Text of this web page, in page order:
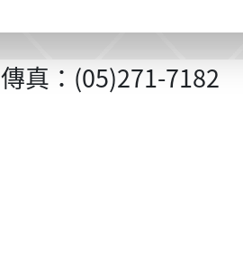
真：(05)271-7182